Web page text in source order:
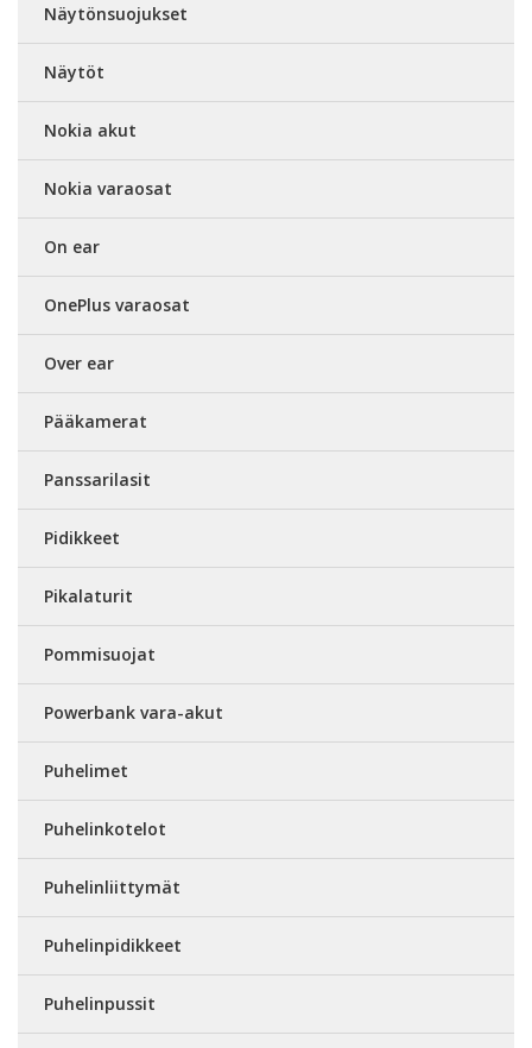
Näytönsuojukset
Näytöt
Nokia akut
Nokia varaosat
On ear
OnePlus varaosat
Over ear
Pääkamerat
Panssarilasit
Pidikkeet
Pikalaturit
Pommisuojat
Powerbank vara-akut
Puhelimet
Puhelinkotelot
Puhelinliittymät
Puhelinpidikkeet
Puhelinpussit